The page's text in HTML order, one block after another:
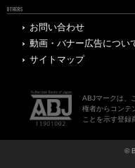
OTHERS
お問い合わせ
動画・バナー広告につい
サイトマップ
ABJマークは、
権者からコンテ
ことを示す登録
©